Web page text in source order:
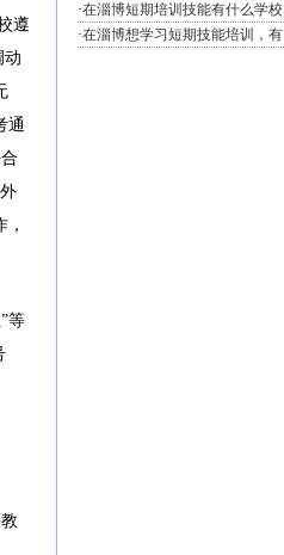
遵
动
通
等
·在淄博短期培训技能有什么学校
·在淄博想学习短期技能培训，有